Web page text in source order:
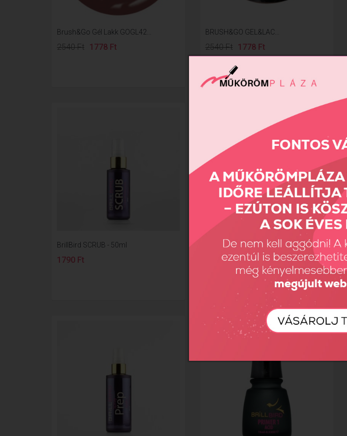
Brush&Go Gél Lakk GOGL42...
2540 Ft 1778 Ft
BRUSH&GO GEL&LAC...
2540 Ft 1778 Ft
BrillBird SCRUB - 50ml
1790 Ft
BrillBird SCRUB - 100ml
2190 Ft